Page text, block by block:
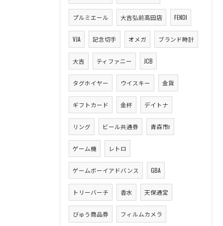
プルミエール 大吉弘前高田店 FENDI
VJA 記念切手 オメガ ブランド時計
大吉 ティファニー JCB
タグホイヤー ウイスキー 金貨
ギフトカード 金杯 デイトナ
リング ビール共通券 青森市r
ゲーム機 レトロ
ゲームボーイアドバンス GBA
トリーバーチ 香水 天保通宝
びゅう商品券 フィルムカメラ